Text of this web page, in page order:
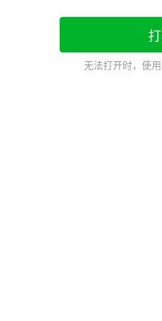
无法打开时，使用